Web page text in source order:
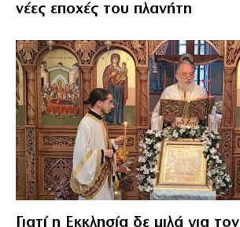
νέες εποχές του πλανήτη
Γιατί η Εκκλησία δε μιλά για τον